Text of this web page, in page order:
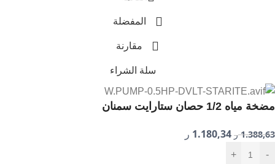
المفضلة
مقارنة
سلة الشراء
مضخة مياه 1/2 حصان ستارايت سمنان
1.388,63 ر 1.180,34 ر
-
+